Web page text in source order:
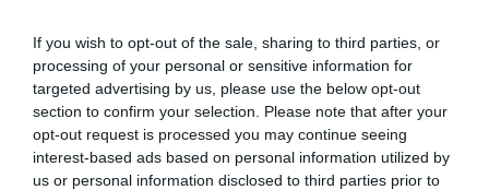
If you wish to opt-out of the sale, sharing to third parties, or
processing of your personal or sensitive information for
targeted advertising by us, please use the below opt-out
section to confirm your selection. Please note that after your
opt-out request is processed you may continue seeing
interest-based ads based on personal information utilized by
us or personal information disclosed to third parties prior to
ΣΧΟΛΙΑ